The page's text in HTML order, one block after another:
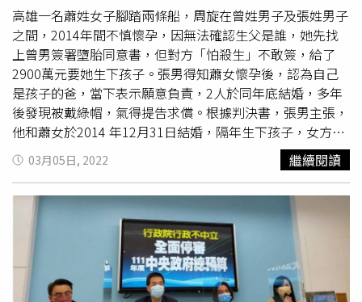
高雄一名蕭姓女子腳踏兩條船，周旋在曾姓男子及張姓男子
之間，2014年間不慎懷孕，因無法確認生父是誰，她先找
上曾男簽署墮胎同意書，但對方「怕殺生」不敢簽，給了
2900萬元要她生下孩子。張男得知蕭女懷孕後，認為自己
是孩子的爸，當下表示願意負責，2人於同年底結婚，多年
後發現被戴綠帽，氣得提告求償。根據判決書，張男主張，
他和蕭女於2014 年12月31日結婚，隔年生下孩子，女方佯
稱自己是孩子的爸，還要求辦理育嬰假照顧寶寶，直到曾男
於2019年提出確認親子關係不存在訴訟，他才發現受騙，
認為自己共花45萬養別人的小孩，導致工作損失186萬，決
定要求蕭女返還不當得利共新台幣207萬餘元。蕭女則稱，
她當時不清楚小孩是張男還是曾男的，原本想進行人工流
產，因此先找上曾男簽名，但對方怕殺生拒絕，給了自己
2900萬元，讓她把孩子生下來，後來她轉而要求張男簽
名，男方說願意負責，婚後卻一直要錢買奢侈品，是為了領
03月05日, 2022 繼續閱讀